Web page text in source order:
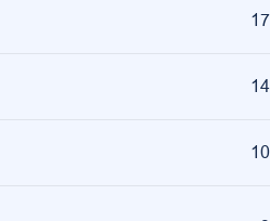
17
14
10